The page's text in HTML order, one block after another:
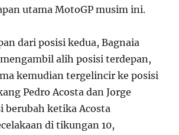
utama MotoGP musim ini.
dari posisi kedua, Bagnaia
alih posisi terdepan,
kemudian tergelincir ke posisi
Pedro Acosta dan Jorge
berubah ketika Acosta
di tikungan 10,